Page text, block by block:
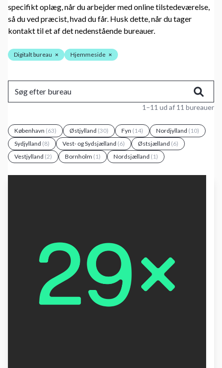
specifikt oplæg, når du arbejder med online tilstedeværelse,
så du ved præcist, hvad du får. Husk dette, når du tager
kontakt til et af det nedenstående bureauer.
Digitalt bureau × Hjemmeside ×
1–11 ud af 11 bureauer
København (63) Østjylland (30) Fyn (14) Nordjylland (10)
Sydjylland (8) Vest- og Sydsjælland (6) Østsjælland (6)
Vestjylland (2) Bornholm (1) Nordsjælland (1)